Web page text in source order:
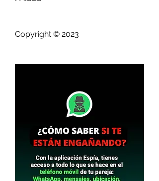
Copyright © 2023